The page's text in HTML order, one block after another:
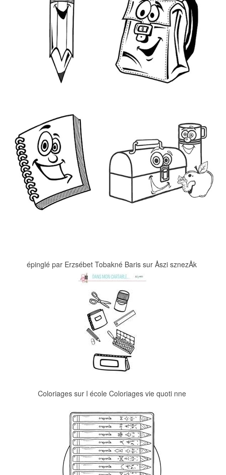
épinglé par Erzsébet Tobakné Baris sur Åszi sz­nezÅk
Coloriages sur l école Coloriages vie quoti nne